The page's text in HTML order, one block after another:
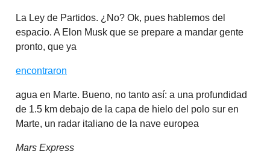
La Ley de Partidos. ¿No? Ok, pues hablemos del
espacio. A Elon Musk que se prepare a mandar gente
pronto, que ya
encontraron
agua en Marte. Bueno, no tanto así: a una profundidad
de 1.5 km debajo de la capa de hielo del polo sur en
Marte, un radar italiano de la nave europea
Mars Express